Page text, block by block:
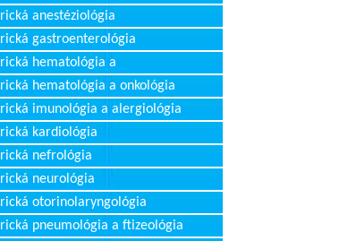
anestéziológia
gastroenterológia
hematológia a
hematológia a onkológia
imunológia a alergiológia
kardiológia
nefrológia
neurológia
otorinolaryngológia
pneumológia a ftizeológia